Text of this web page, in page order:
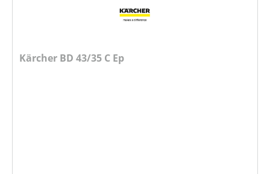
Kärcher BD 43/35 C Ep